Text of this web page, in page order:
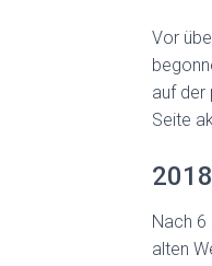
Vor
auf der
Seite
2018
Nach 6
alten